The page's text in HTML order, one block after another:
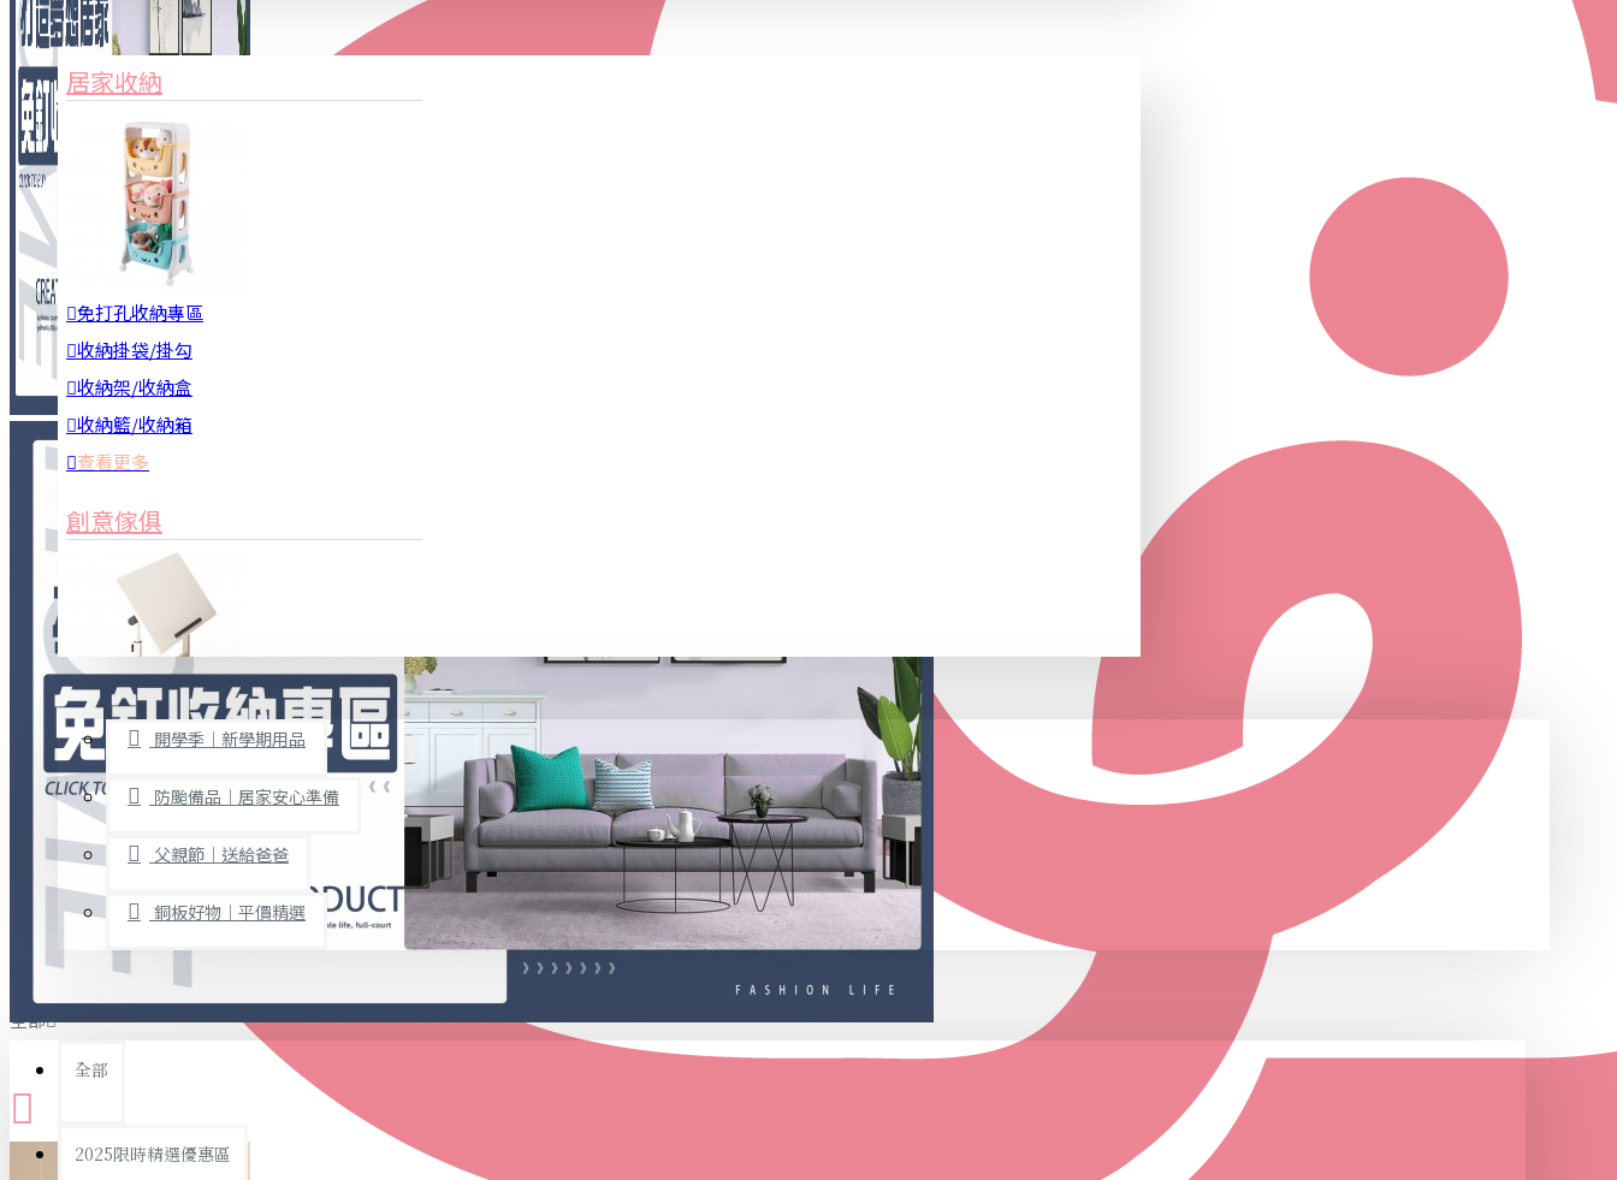
3C周邊
居家安全
居家清潔
查看更多
餐飲廚具
廚房收納
烘焙用具
隨身餐具
查看更多
文具禮品
事務用品
文具收納
書寫用品
衛浴用品
家俱&收納
居家收納
免打孔收納專區
收納掛袋/掛勾
收納架/收納盒
收納籃/收納箱
查看更多
創意傢俱
桌子/椅子
置物架/收納櫃
其他
免打孔收納專區
限時促銷
開學季｜新學期用品
防颱備品｜居家安心準備
父親節｜送給爸爸
銅板好物｜平價精選
全部
全部
2025限時精選優惠區